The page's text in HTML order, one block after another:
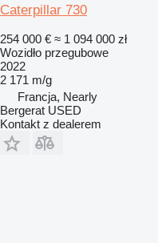
Caterpillar 730
254 000 € ≈ 1 094 000 zł
Wozidło przegubowe
2022
2 171 m/g
Francja, Nearly
Bergerat USED
Kontakt z dealerem